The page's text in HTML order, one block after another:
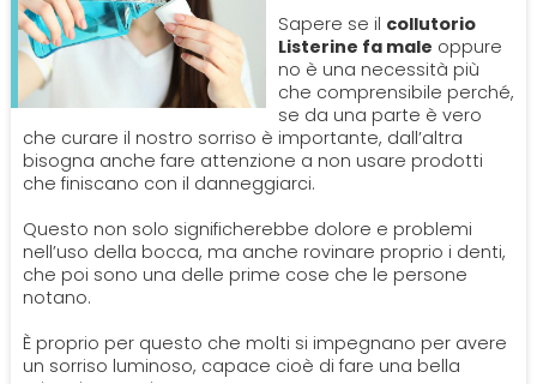
Corona Dentale
Faccette Dentali
Sbiancamento Denti
IGIENE ORALE
Igiene Orale
Lavare I Denti
Pulizia Denti
OPERATORI
Dentisti
Impianto Dentale
Sbiancamento Denti
ORTODONZIA
Apparecchio
Endodonzia
Ortodonzia
PATOLOGIE
Bruxismo
Mal Di Denti
Dentiera
Sapere se il collutorio
Listerine fa male oppure
no è una necessità più
che comprensibile perché,
se da una parte è vero
che curare il nostro sorriso è importante, dall’altra
bisogna anche fare attenzione a non usare prodotti
che finiscano con il danneggiarci.
Questo non solo significherebbe dolore e problemi
nell’uso della bocca, ma anche rovinare proprio i denti,
che poi sono una delle prime cose che le persone
notano.
È proprio per questo che molti si impegnano per avere
un sorriso luminoso, capace cioè di fare una bella